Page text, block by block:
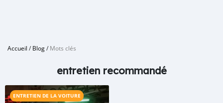
Accueil /Blog/Mots clés
entretien recommandé
ENTRETIEN DE LA VOITURE